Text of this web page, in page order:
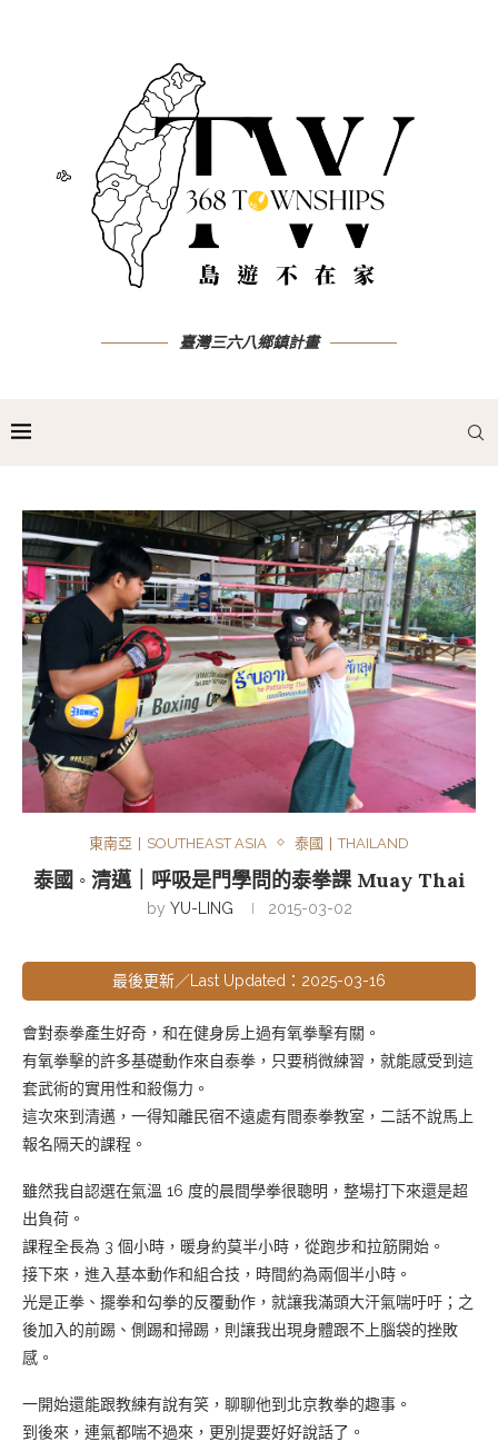
臺灣三六八鄉鎮計畫
東南亞丨SOUTHEAST ASIA 泰國丨THAILAND
泰國 ◦ 清邁｜呼吸是門學問的泰拳課 Muay Thai
by YU-LING 2015-03-02
最後更新／Last Updated：2025-03-16
會對泰拳產生好奇，和在健身房上過有氧拳擊有關。
有氧拳擊的許多基礎動作來自泰拳，只要稍微練習，就能感受到這
套武術的實用性和殺傷力。
這次來到清邁，一得知離民宿不遠處有間泰拳教室，二話不說馬上
報名隔天的課程。
雖然我自認選在氣溫 16 度的晨間學拳很聰明，整場打下來還是超
出負荷。
課程全長為 3 個小時，暖身約莫半小時，從跑步和拉筋開始。
接下來，進入基本動作和組合技，時間約為兩個半小時。
光是正拳、擺拳和勾拳的反覆動作，就讓我滿頭大汗氣喘吁吁；之
後加入的前踢、側踢和掃踢，則讓我出現身體跟不上腦袋的挫敗
感。
一開始還能跟教練有說有笑，聊聊他到北京教拳的趣事。
到後來，連氣都喘不過來，更別提要好好說話了。